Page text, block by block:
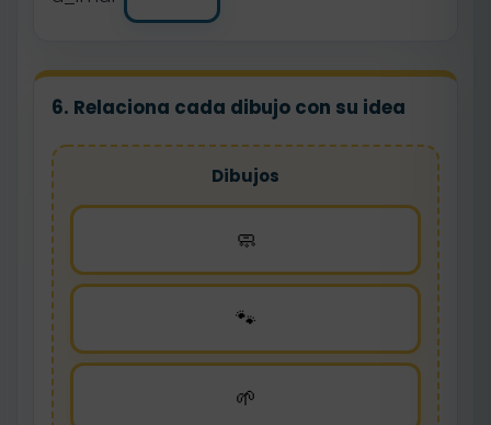
6. Relaciona cada dibujo con su idea
Dibujos
🧼
🐾
🌱